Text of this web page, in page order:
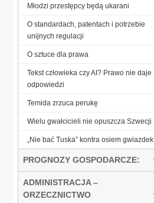
Młodzi przestępcy będą ukarani
O standardach, patentach i potrzebie
unijnych regulacji
O sztuce dla prawa
Tekst człowieka czy AI? Prawo nie daje
odpowiedzi
Temida zrzuca perukę
Wielu gwałcicieli nie opuszcza Szwecji
„Nie bać Tuska” kontra osiem gwiazdek
PROGNOZY GOSPODARCZE:
ADMINISTRACJA –
ORZECZNICTWO